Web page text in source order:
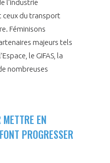
l’industrie
ceux du transport
Féminisons
majeurs tels
le GIFAS, la
nombreuses
EN
PROGRESSER